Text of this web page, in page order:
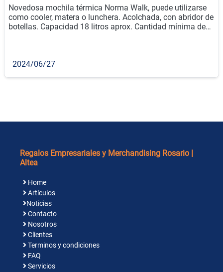
Novedosa mochila térmica Norma Walk, puede utilizarse
como cooler, matera o lunchera. Acolchada, con abridor de
botellas. Capacidad 18 litros aprox. Cantidad mínima de
2024/06/27
Regalos Empresariales y Merchandising Rosario |
Altea
Home
Artículos
Noticias
Contacto
Nosotros
Clientes
Terminos y condiciones
FAQ
Servicios